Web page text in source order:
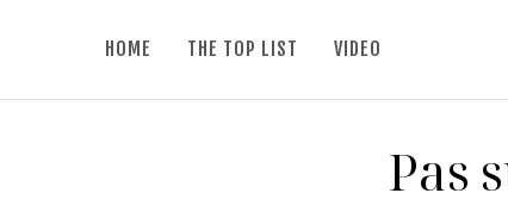
HOME THE TOP LIST VIDEO
Pas